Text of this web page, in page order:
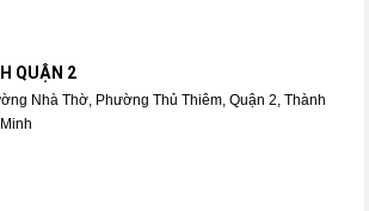
QUẬN 2
Nhà Thờ, Phường Thủ Thiêm, Quận 2, Thành